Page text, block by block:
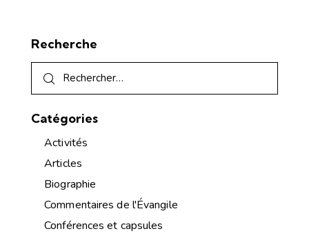
Recherche
Catégories
Activités
Articles
Biographie
Commentaires de l'Évangile
Conférences et capsules